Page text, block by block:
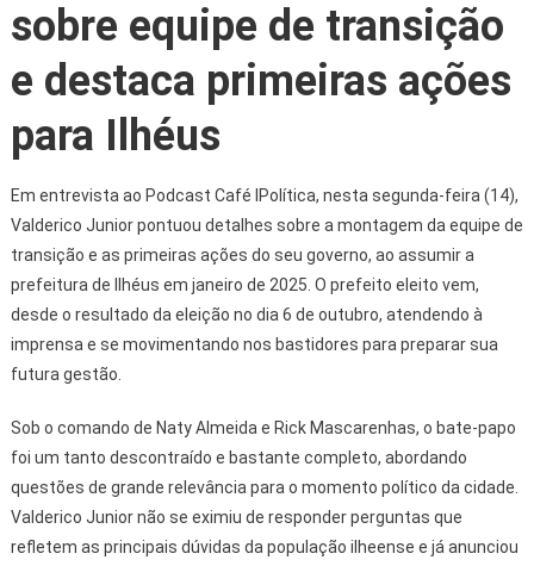
sobre equipe de transição
e destaca primeiras ações
para Ilhéus
Em entrevista ao Podcast Café IPolítica, nesta segunda-feira (14),
Valderico Junior pontuou detalhes sobre a montagem da equipe de
transição e as primeiras ações do seu governo, ao assumir a
prefeitura de Ilhéus em janeiro de 2025. O prefeito eleito vem,
desde o resultado da eleição no dia 6 de outubro, atendendo à
imprensa e se movimentando nos bastidores para preparar sua
futura gestão.
Sob o comando de Naty Almeida e Rick Mascarenhas, o bate-papo
foi um tanto descontraído e bastante completo, abordando
questões de grande relevância para o momento político da cidade.
Valderico Junior não se eximiu de responder perguntas que
refletem as principais dúvidas da população ilheense e já anunciou